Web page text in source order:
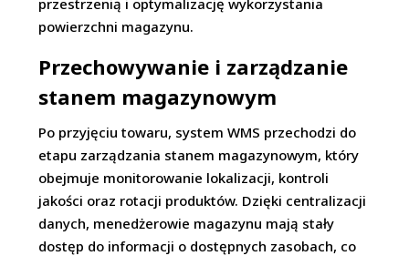
przestrzenią i optymalizację wykorzystania
powierzchni magazynu.
Przechowywanie i zarządzanie
stanem magazynowym
Po przyjęciu towaru, system WMS przechodzi do
etapu zarządzania stanem magazynowym, który
obejmuje monitorowanie lokalizacji, kontroli
jakości oraz rotacji produktów. Dzięki centralizacji
danych, menedżerowie magazynu mają stały
dostęp do informacji o dostępnych zasobach, co